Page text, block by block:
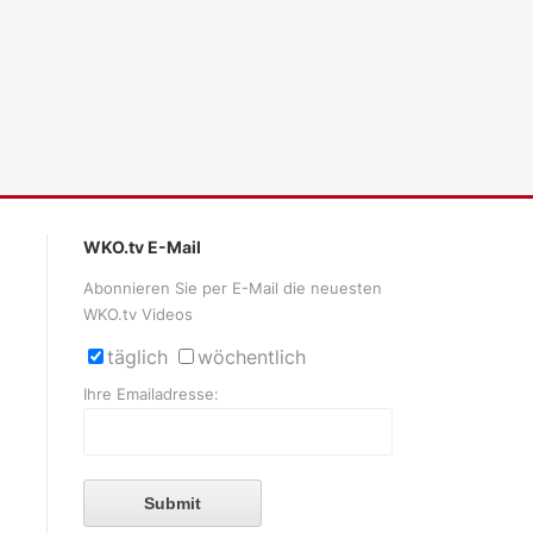
WKO.tv E-Mail
Abonnieren Sie per E-Mail die neuesten
WKO.tv Videos
täglich wöchentlich
Ihre Emailadresse:
Submit